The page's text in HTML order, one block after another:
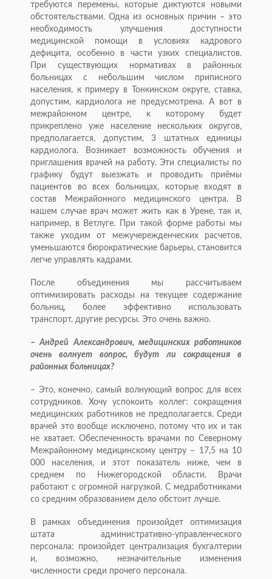
требуются перемены, которые диктуются новыми
обстоятельствами. Одна из основных причин – это
необходимость улучшения доступности
медицинской помощи в условиях кадрового
дефицита, особенно в части узких специалистов.
При существующих нормативах в районных
больницах с небольшим числом приписного
населения, к примеру в Тонкинском округе, ставка,
допустим, кардиолога не предусмотрена. А вот в
межрайонном центре, к которому будет
прикреплено уже население нескольких округов,
предполагается, допустим, 3 штатных единицы
кардиолога. Возникает возможность обучения и
приглашения врачей на работу. Эти специалисты по
графику будут выезжать и проводить приёмы
пациентов во всех больницах, которые входят в
состав Межрайонного медицинского центра. В
нашем случае врач может жить как в Урене, так и,
например, в Ветлуге. При такой форме работы мы
также уходим от межучережденческих расчетов,
уменьшаются бюрократические барьеры, становится
легче управлять кадрами.
После объединения мы рассчитываем
оптимизировать расходы на текущее содержание
больниц, более эффективно использовать
транспорт, другие ресурсы. Это очень важно.
– Андрей Александрович, медицинских работников
очень волнует вопрос, будут ли сокращения в
районных больницах?
– Это, конечно, самый волнующий вопрос для всех
сотрудников. Хочу успокоить коллег: сокращения
медицинских работников не предполагается. Среди
врачей это вообще исключено, потому что их и так
не хватает. Обеспеченность врачами по Северному
Межрайонному медицинскому центру – 17,5 на 10
000 населения, и этот показатель ниже, чем в
среднем по Нижегородской области. Врачи
работают с огромной нагрузкой. С медработниками
со средним образованием дело обстоит лучше.
В рамках объединения произойдет оптимизация
штата административно-управленческого
персонала: произойдет централизация бухгалтерии
и, возможно, незначительные изменения
численности среди прочего персонала.